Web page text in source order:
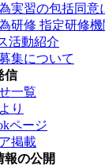
実習の包括同意
研修 指定研修
活動紹介
集について
信
一覧
り
ページ
掲載
報の公開